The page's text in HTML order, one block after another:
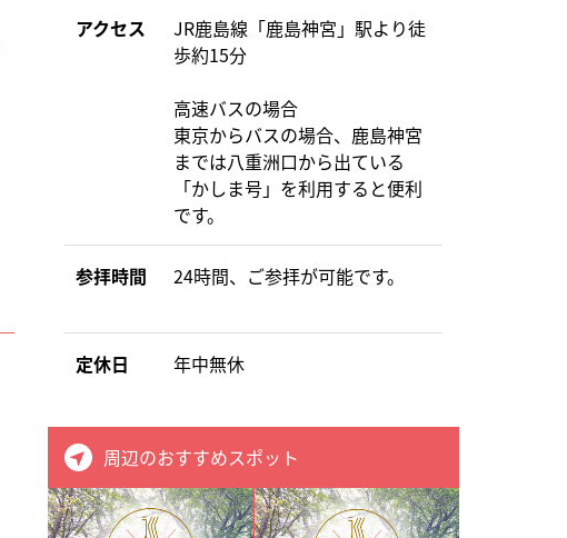
アクセス
JR鹿島線「鹿島神宮」駅より徒
歩約15分
高速バスの場合
東京からバスの場合、鹿島神宮
までは八重洲口から出ている
「かしま号」を利用すると便利
です。
参拝時間 24時間、ご参拝が可能です。
定休日 年中無休
周辺のおすすめスポット